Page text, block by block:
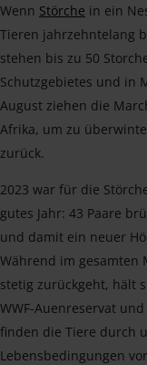
Wenn Störche in ein
Tieren jahrzehntelang
stehen bis zu 50
Schutzgebietes und in
August ziehen die
Afrika, um zu
zurück.
2023 war für die
gutes Jahr: 43 Paare
und damit ein neuer
Während im gesamten
stetig zurückgeht, hält
WWF-Auenreservat
finden die Tiere durch
Lebensbedingungen